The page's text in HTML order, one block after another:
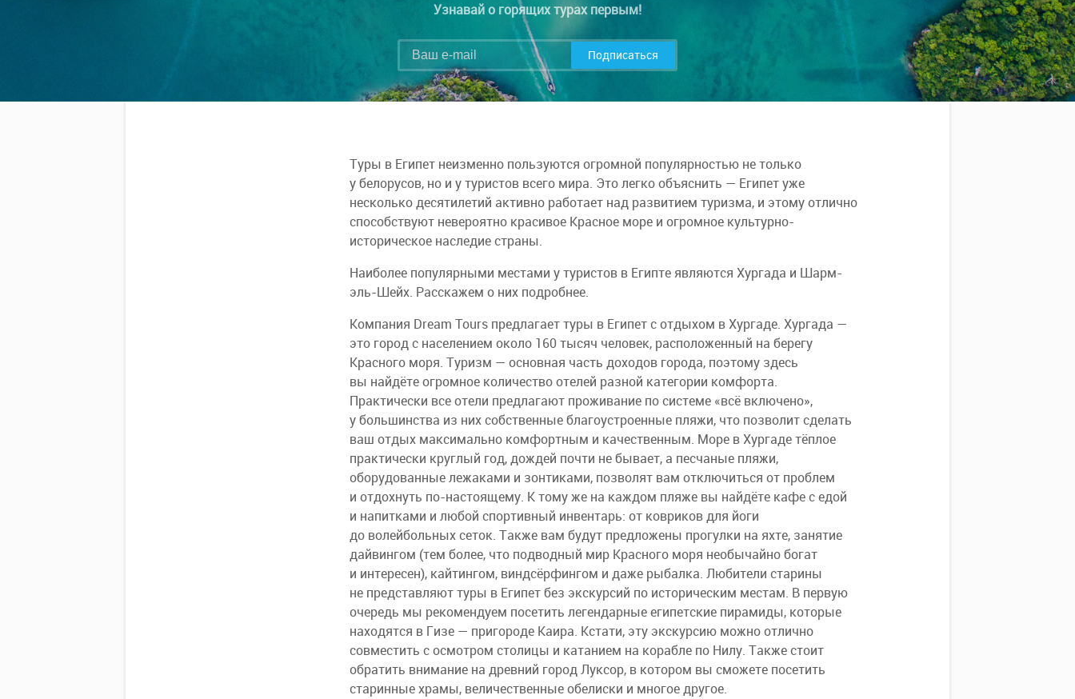
Узнавай о горящих турах первым!
Подписаться
Туры в Египет неизменно пользуются огромной популярностью не только
у белорусов, но и у туристов всего мира. Это легко объяснить — Египет уже
несколько десятилетий активно работает над развитием туризма, и этому отлично
способствуют невероятно красивое Красное море и огромное культурно-
историческое наследие страны.
Наиболее популярными местами у туристов в Египте являются Хургада и Шарм-
эль-Шейх. Расскажем о них подробнее.
Компания Dream Tours предлагает туры в Египет с отдыхом в Хургаде. Хургада —
это город с населением около 160 тысяч человек, расположенный на берегу
Красного моря. Туризм — основная часть доходов города, поэтому здесь
вы найдёте огромное количество отелей разной категории комфорта.
Практически все отели предлагают проживание по системе «всё включено»,
у большинства из них собственные благоустроенные пляжи, что позволит сделать
ваш отдых максимально комфортным и качественным. Море в Хургаде тёплое
практически круглый год, дождей почти не бывает, а песчаные пляжи,
оборудованные лежаками и зонтиками, позволят вам отключиться от проблем
и отдохнуть по-настоящему. К тому же на каждом пляже вы найдёте кафе с едой
и напитками и любой спортивный инвентарь: от ковриков для йоги
до волейбольных сеток. Также вам будут предложены прогулки на яхте, занятие
дайвингом (тем более, что подводный мир Красного моря необычайно богат
и интересен), кайтингом, виндсёрфингом и даже рыбалка. Любители старины
не представляют туры в Египет без экскурсий по историческим местам. В первую
очередь мы рекомендуем посетить легендарные египетские пирамиды, которые
находятся в Гизе — пригороде Каира. Кстати, эту экскурсию можно отлично
совместить с осмотром столицы и катанием на корабле по Нилу. Также стоит
обратить внимание на древний город Луксор, в котором вы сможете посетить
старинные храмы, величественные обелиски и многое другое.